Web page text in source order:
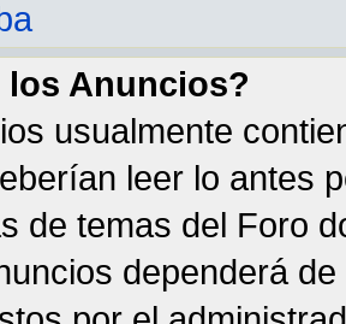
los Anuncios?
usualmente
leer lo antes
de temas del Foro
dependerá